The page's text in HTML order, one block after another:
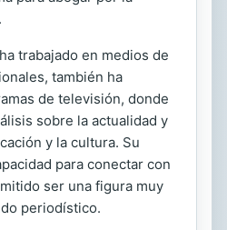
trabajado en medios de
también ha
de televisión, donde
sobre la actualidad y
y la cultura. Su
para conectar con
ser una figura muy
periodístico.